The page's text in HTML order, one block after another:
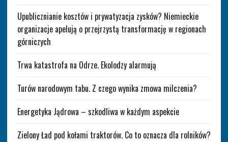
Upublicznianie kosztów i prywatyzacja zysków? Niemieckie
organizacje apelują o przejrzystą transformację w regionach
górniczych
Trwa katastrofa na Odrze. Ekolodzy alarmują
Turów narodowym tabu. Z czego wynika zmowa milczenia?
Energetyka Jądrowa – szkodliwa w każdym aspekcie
Zielony Ład pod kołami traktorów. Co to oznacza dla rolników?